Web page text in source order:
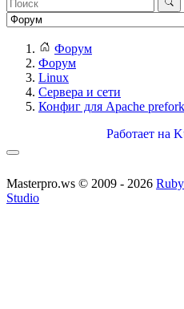
Форум
Форум
Linux
Сервера и сети
Конфиг для Apache prefork
Работает на
Masterpro.ws © 2009 - 2026
Studio